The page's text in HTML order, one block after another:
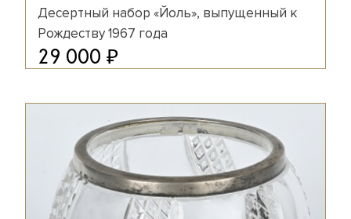
Десертный набор «Йоль», выпущенный к
Рождеству 1967 года
29 000 ₽